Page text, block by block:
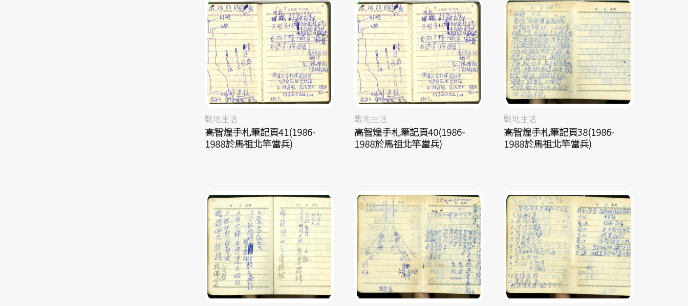
戰地生活
高智煌手札筆記頁41(1986-
1988於馬祖北竿當兵)
戰地生活
高智煌手札筆記頁40(1986-
1988於馬祖北竿當兵)
戰地生活
高智煌手札筆記頁38(1986-
1988於馬祖北竿當兵)